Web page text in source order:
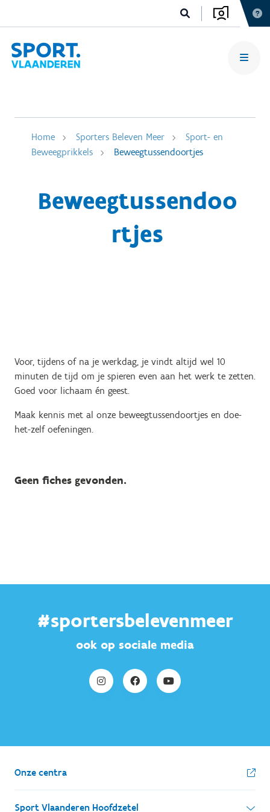
Home Sporters Beleven Meer
Sport- en
Beweegprikkels
Beweegtussendoortjes
Beweegtussendoo
rtjes
Voor, tijdens of na je werkdag, je vindt altijd wel 10
minuten de tijd om je spieren even aan het werk te zetten.
Goed voor lichaam én geest.
Maak kennis met al onze beweegtussendoortjes en doe-
het-zelf oefeningen.
Geen fiches gevonden.
#sportersbelevenmeer
ook op sociale media
Onze centra
Sport Vlaanderen Hoofdzetel